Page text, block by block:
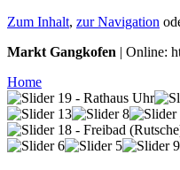
Zum Inhalt, zur Navigation
Markt Gangkofen | Online:
Home